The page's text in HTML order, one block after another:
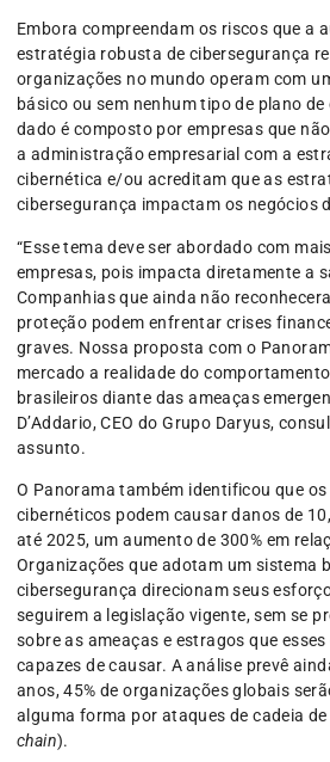
Embora compreendam os riscos que a
estratégia robusta de cibersegurança
organizações no mundo operam com
básico ou sem nenhum tipo de plano
dado é composto por empresas que
a administração empresarial com a
cibernética e/ou acreditam que as
cibersegurança impactam os negócios
“Esse tema deve ser abordado com
empresas, pois impacta diretamente a
Companhias que ainda não
proteção podem enfrentar crises
graves. Nossa proposta com o
mercado a realidade do
brasileiros diante das ameaças
D’Addario, CEO do Grupo Daryus,
assunto.
O Panorama também identificou que
cibernéticos podem causar danos de
até 2025, um aumento de 300% em
Organizações que adotam um sistema
cibersegurança direcionam seus
seguirem a legislação vigente, sem se
sobre as ameaças e estragos que
capazes de causar. A análise prevê
anos, 45% de organizações globais
alguma forma por ataques de cadeia
chain).